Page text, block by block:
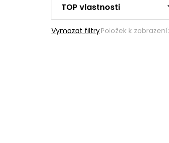
TOP vlastnosti
Vymazat filtryPoložek k zobrazení: